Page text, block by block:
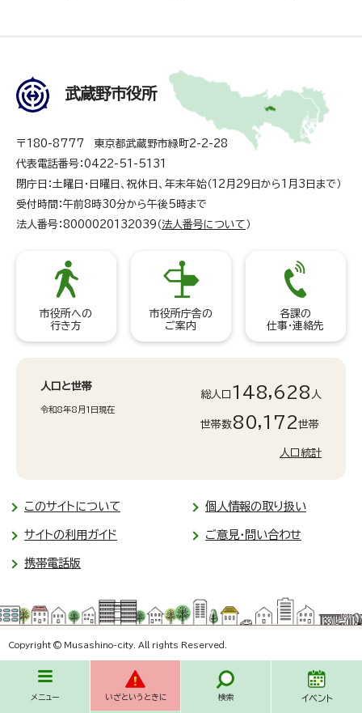
メニュー いざというときに 検索 イベント
武蔵野市役所
〒180-8777 東京都武蔵野市緑町2-2-28
代表電話番号：0422-51-5131
閉庁日：土曜日・日曜日、祝休日、年末年始（12月29日から1月3日まで）
受付時間：午前8時30分から午後5時まで
法人番号：8000020132039（ 法人番号について ）
市役所への
行き方
市役所庁舎の
ご案内
各課の
仕事・連絡先
人口と世帯
令和8年8月1日現在
総人口 148,628 人
世帯数80,172世帯
人口統計
このサイトについて 個人情報の取り扱い
サイトの利用ガイド ご意見・問い合わせ
携帯電話版
Copyright © Musashino-city. All rights Reserved.